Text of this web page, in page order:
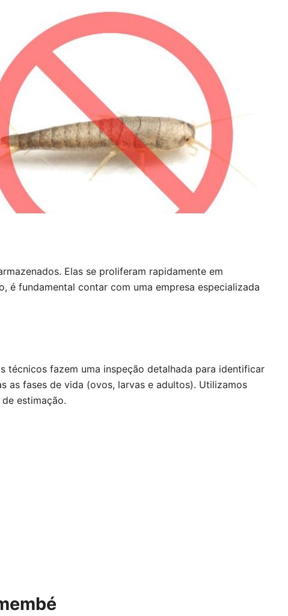
Elas se proliferam rapidamente em
é fundamental contar com uma empresa especializada
técnicos fazem uma inspeção detalhada para identificar
as fases de vida (ovos, larvas e adultos). Utilizamos
estimação.